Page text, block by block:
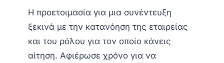
Η προετοιμασία για μια συνέντευξη
ξεκινά με την κατανόηση της εταιρείας
και του ρόλου για τον οποίο κάνεις
αίτηση. Αφιέρωσε χρόνο για να